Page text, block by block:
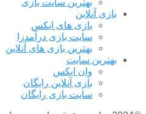
بهترین سایت بازی
بازی آنلاین
بازی های ایکس
سایت بازی درآمدزا
بهترین بازی های آنلاین
بهترین سایت
وان ایکس
بازی آنلاین رایگان
سایت بازی رایگان